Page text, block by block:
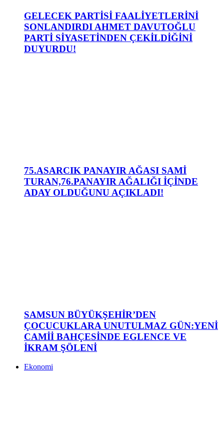
GELECEK PARTİSİ FAALİYETLERİNİ
SONLANDIRDI AHMET DAVUTOĞLU
PARTİ SİYASETİNDEN ÇEKİLDİĞİNİ
DUYURDU!
75.ASARCIK PANAYIR AĞASI SAMİ
TURAN,76.PANAYIR AĞALIĞI İÇİNDE
ADAY OLDUĞUNU AÇIKLADI!
SAMSUN BÜYÜKŞEHİR’DEN
ÇOCUCUKLARA UNUTULMAZ GÜN:YENİ
CAMİİ BAHÇESİNDE EGLENCE VE
İKRAM ŞÖLENİ
Ekonomi